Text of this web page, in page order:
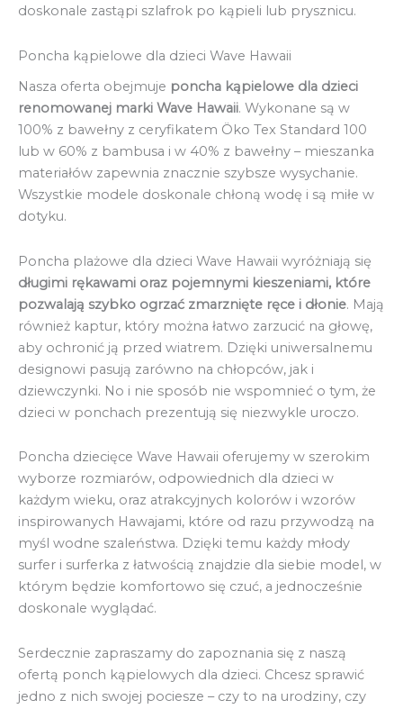
doskonale zastąpi szlafrok po kąpieli lub prysznicu.
Poncha kąpielowe dla dzieci Wave Hawaii
Nasza oferta obejmuje poncha kąpielowe dla dzieci
renomowanej marki Wave Hawaii. Wykonane są w
100% z bawełny z ceryfikatem Öko Tex Standard 100
lub w 60% z bambusa i w 40% z bawełny – mieszanka
materiałów zapewnia znacznie szybsze wysychanie.
Wszystkie modele doskonale chłoną wodę i są miłe w
dotyku.
Poncha plażowe dla dzieci Wave Hawaii wyróżniają się
długimi rękawami oraz pojemnymi kieszeniami, które
pozwalają szybko ogrzać zmarznięte ręce i dłonie. Mają
również kaptur, który można łatwo zarzucić na głowę,
aby ochronić ją przed wiatrem. Dzięki uniwersalnemu
designowi pasują zarówno na chłopców, jak i
dziewczynki. No i nie sposób nie wspomnieć o tym, że
dzieci w ponchach prezentują się niezwykle uroczo.
Poncha dziecięce Wave Hawaii oferujemy w szerokim
wyborze rozmiarów, odpowiednich dla dzieci w
każdym wieku, oraz atrakcyjnych kolorów i wzorów
inspirowanych Hawajami, które od razu przywodzą na
myśl wodne szaleństwa. Dzięki temu każdy młody
surfer i surferka z łatwością znajdzie dla siebie model, w
którym będzie komfortowo się czuć, a jednocześnie
doskonale wyglądać.
Serdecznie zapraszamy do zapoznania się z naszą
ofertą ponch kąpielowych dla dzieci. Chcesz sprawić
jedno z nich swojej pociesze – czy to na urodziny, czy